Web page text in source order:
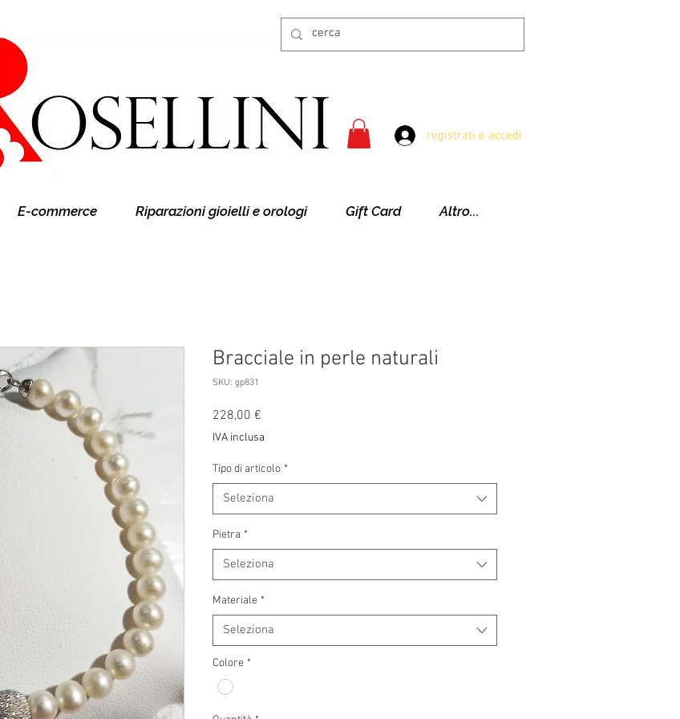
Gioielleria Rosellini
Rosellini online
registrati o accedi
E-commerce Riparazioni gioielli e orologi Gift Card Altro...
Bracciale in perle naturali
SKU: gp831
228,00 €
IVA inclusa
Tipo di articolo *
Seleziona
Pietra *
Seleziona
Materiale *
Seleziona
Colore *